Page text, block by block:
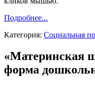
Подробнее...
Категория: Социальная
«Материнская
форма